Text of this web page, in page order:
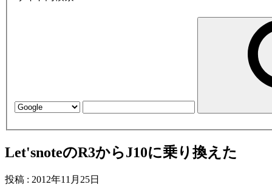
Let'snoteのR3からJ10に乗り換えた
投稿 : 2012年11月25日